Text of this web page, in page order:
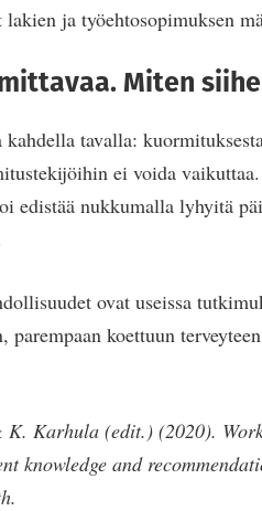
ja työehtosopimuksen
Miten
tavalla:
ei voida
edistää nukkumalla lyhyitä
ovat useissa
parempaan koettuun
K. Karhula (edit.) (2020).
and